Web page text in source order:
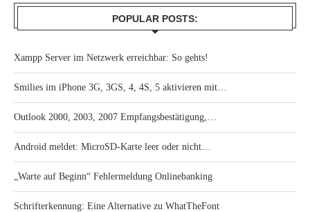
POPULAR POSTS:
Xampp Server im Netzwerk erreichbar: So gehts!
Smilies im iPhone 3G, 3GS, 4, 4S, 5 aktivieren mit…
Outlook 2000, 2003, 2007 Empfangsbestätigung,…
Android meldet: MicroSD-Karte leer oder nicht…
„Warte auf Beginn“ Fehlermeldung Onlinebanking
Schrifterkennung: Eine Alternative zu WhatTheFont